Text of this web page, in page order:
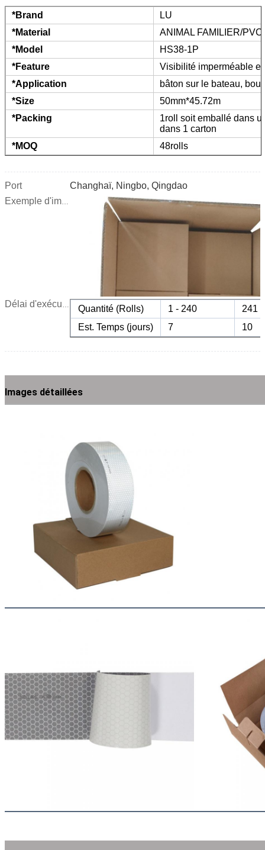
*Brand
LU
*Material
ANIMAL FAMILIER/PVC
*Model
HS38-1P
*Feature
Visibilité imperméable
*Application
bâton sur le bateau,
*Size
50mm*45.72m
*Packing
1roll soit emballé dans
dans 1 carton
*MOQ
48rolls
Port Changhaï, Ningbo, Qingdao
Exemple d'image :
Délai d'exécution : Quantité (Rolls) 1 - 240
241
Est. Temps (jours)
7 10
Images détaillées